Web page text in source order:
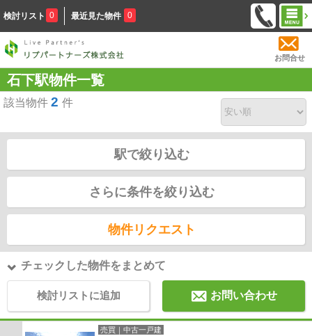
検討リスト 0 最近見た物件 0
お問合せ
石下駅物件一覧
該当物件 2 件
駅で絞り込む
さらに条件を絞り込む
物件リクエスト
チェックした物件をまとめて
検討リストに追加 お問い合わせ
売買｜中古一戸建